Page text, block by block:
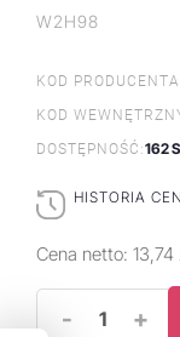
W2H98
KOD
KOD
DOSTĘPNOŚĆ:162
HISTORIA
Cena netto: 13,74
- +